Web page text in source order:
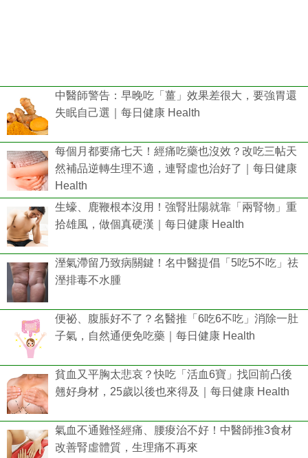
中醫師警告：早晚吃「薑」效果差很大，要強胃還
失眠自己選｜每日健康 Health
每個月都要痛七天！經痛吃藥也沒效？改吃三帖天
然補品逆轉生理不適，連腎虛也治好了｜每日健康
Health
生蠔、鹿鞭根本沒用！強腎壯陽就靠「兩腎物」重
拾雄風，做個真硬漢｜每日健康 Health
溼氣滯留乃致病關鍵！名中醫提倡「5吃5不吃」祛
溼排毒不水腫
便祕、腹脹好不了？名醫推「6吃6不吃」消除一肚
子氣，自然通便免吃藥｜每日健康 Health
貧血又平胸太悲哀？快吃「活血6寶」找回前凸後
翹好身材，25歲以後也來得及｜每日健康 Health
氣血不通難怪經痛、腰痠治不好！中醫師推3食材
改善腎虛體質，生理痛不再來